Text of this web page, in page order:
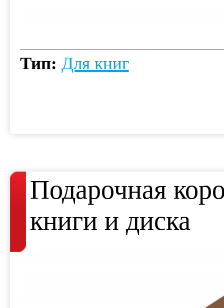
Тип: Для книг
Подарочная
книги и диска